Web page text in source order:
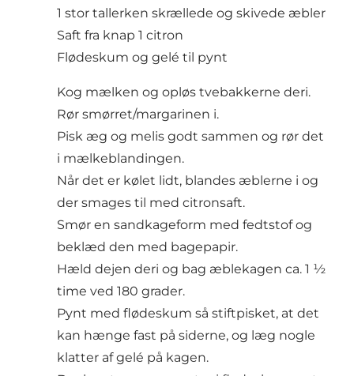
1 stor tallerken skrællede og skivede æbler
Saft fra knap 1 citron
Flødeskum og gelé til pynt
Kog mælken og opløs tvebakkerne deri.
Rør smørret/margarinen i.
Pisk æg og melis godt sammen og rør det
i mælkeblandingen.
Når det er kølet lidt, blandes æblerne i og
der smages til med citronsaft.
Smør en sandkageform med fedtstof og
beklæd den med bagepapir.
Hæld dejen deri og bag æblekagen ca. 1 ½
time ved 180 grader.
Pynt med flødeskum så stiftpisket, at det
kan hænge fast på siderne, og læg nogle
klatter af gelé på kagen.